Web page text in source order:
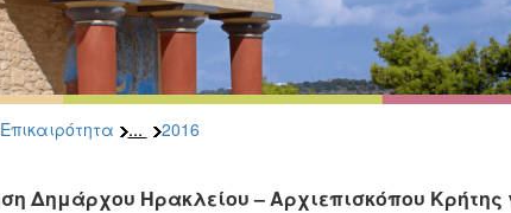
Επικαιρότητα ... 2016
Δημάρχου Ηρακλείου – Αρχιεπισκόπου